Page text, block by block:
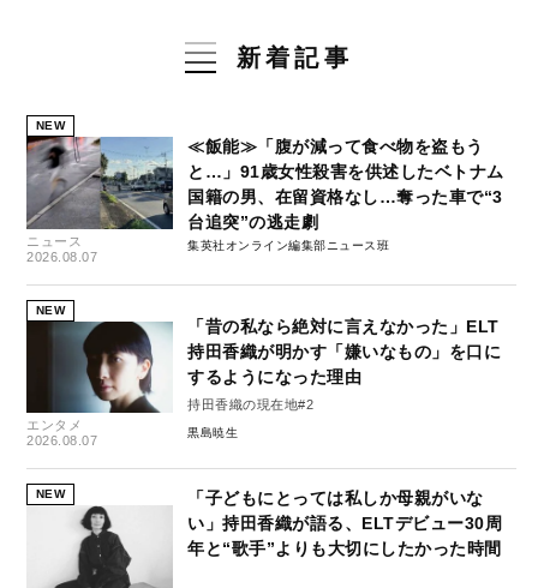
新着記事
NEW
ニュース
2026.08.07
≪飯能≫「腹が減って食べ物を盗もう
と…」91歳女性殺害を供述したベトナム
国籍の男、在留資格なし…奪った車で“3
台追突”の逃走劇
集英社オンライン編集部ニュース班
NEW
エンタメ
2026.08.07
「昔の私なら絶対に言えなかった」ELT
持田香織が明かす「嫌いなもの」を口に
するようになった理由
持田香織の現在地#2
黒島暁生
NEW
「子どもにとっては私しか母親がいな
い」持田香織が語る、ELTデビュー30周
年と“歌手”よりも大切にしたかった時間